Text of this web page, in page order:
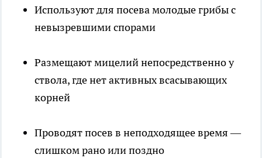
Используют для посева молодые грибы с
невызревшими спорами
Размещают мицелий непосредственно у
ствола, где нет активных всасывающих
корней
Проводят посев в неподходящее время —
слишком рано или поздно